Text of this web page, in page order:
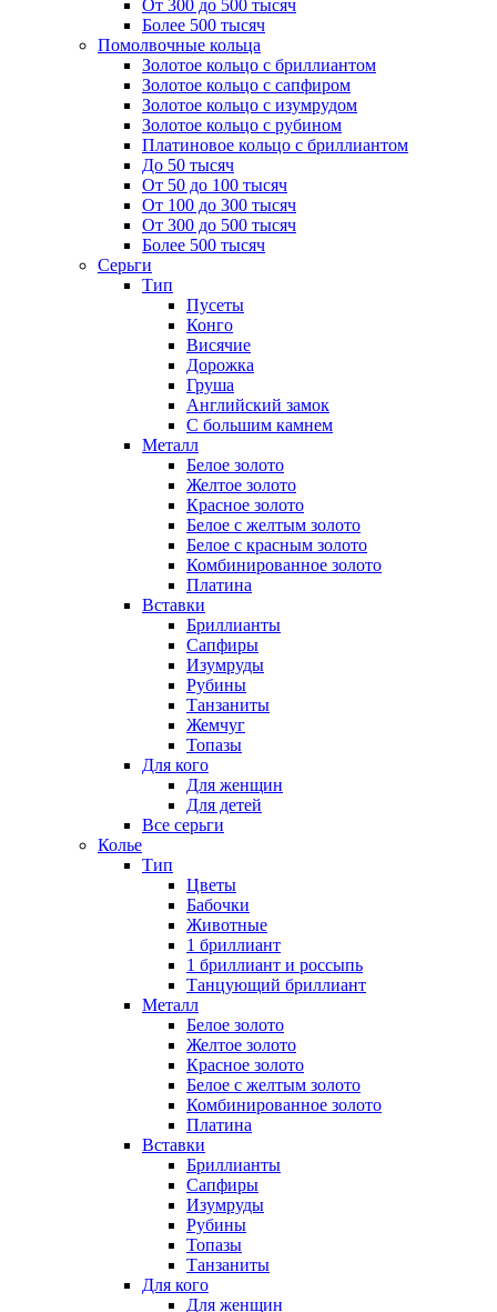
От 300 до 500 тысяч
Более 500 тысяч
Помолвочные кольца
Золотое кольцо с бриллиантом
Золотое кольцо с сапфиром
Золотое кольцо с изумрудом
Золотое кольцо с рубином
Платиновое кольцо с бриллиантом
До 50 тысяч
От 50 до 100 тысяч
От 100 до 300 тысяч
От 300 до 500 тысяч
Более 500 тысяч
Серьги
Тип
Пусеты
Конго
Висячие
Дорожка
Груша
Английский замок
С большим камнем
Металл
Белое золото
Желтое золото
Красное золото
Белое с желтым золото
Белое с красным золото
Комбинированное золото
Платина
Вставки
Бриллианты
Сапфиры
Изумруды
Рубины
Танзаниты
Жемчуг
Топазы
Для кого
Для женщин
Для детей
Все серьги
Колье
Тип
Цветы
Бабочки
Животные
1 бриллиант
1 бриллиант и россыпь
Танцующий бриллиант
Металл
Белое золото
Желтое золото
Красное золото
Белое с желтым золото
Комбинированное золото
Платина
Вставки
Бриллианты
Сапфиры
Изумруды
Рубины
Топазы
Танзаниты
Для кого
Для женщин